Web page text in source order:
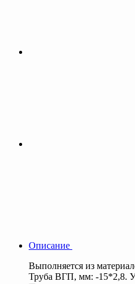
Описание
Выполняется из
Труба ВГП, мм: -15*2,8.